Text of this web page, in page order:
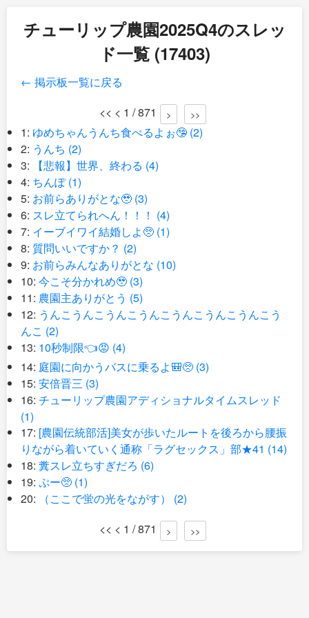
チューリップ農園2025Q4のスレッ
ド一覧 (17403)
← 掲示板一覧に戻る
<< < 1 / 871
> >>
1: ゆめちゃんうんち食べるよぉ🤥 (2)
2: うんち (2)
3:
【悲報】世界、終わる (4)
4: ちんぽ (1)
5: お前らありがとな🥹 (3)
6: スレ立てられへん！！！ (4)
7: イーブイワイ結婚しよ🥺 (1)
8: 質問いいですか？ (2)
9: お前らみんなありがとな (10)
10: 今こそ分かれめ🥹 (3)
11: 農園主ありがとう (5)
12: うんこうんこうんこうんこうんこうんこうんこう
んこ (2)
13: 10秒制限👈😡 (4)
14: 庭園に向かうバスに乗るよ🎒🥺 (3)
15: 安倍晋三 (3)
16: チューリップ農園アディショナルタイムスレッド
(1)
17: [農園伝統部活]美女が歩いたルートを後ろから腰振
りながら着いていく通称「ラグセックス」部★41 (14)
18: 糞スレ立ちすぎだろ (6)
19: ぷー🥺 (1)
20:
（ここで蛍の光をながす） (2)
<< < 1 / 871
> >>